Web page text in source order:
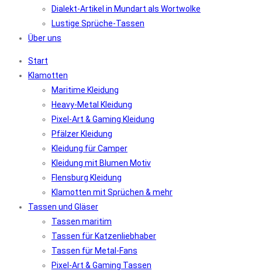
Dialekt-Artikel in Mundart als Wortwolke
Lustige Sprüche-Tassen
Über uns
Start
Klamotten
Maritime Kleidung
Heavy-Metal Kleidung
Pixel-Art & Gaming Kleidung
Pfälzer Kleidung
Kleidung für Camper
Kleidung mit Blumen Motiv
Flensburg Kleidung
Klamotten mit Sprüchen & mehr
Tassen und Gläser
Tassen maritim
Tassen für Katzenliebhaber
Tassen für Metal-Fans
Pixel-Art & Gaming Tassen